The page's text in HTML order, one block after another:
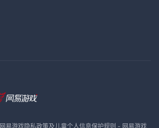
网易游戏隐私政策及儿童个人信息保护规则 - 网易游戏